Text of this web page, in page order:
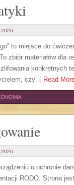
2026
to miejsce do
zbiór materiałów dla
konkretnych
czy [ Read
2026
o ochronie
RODO. Strona